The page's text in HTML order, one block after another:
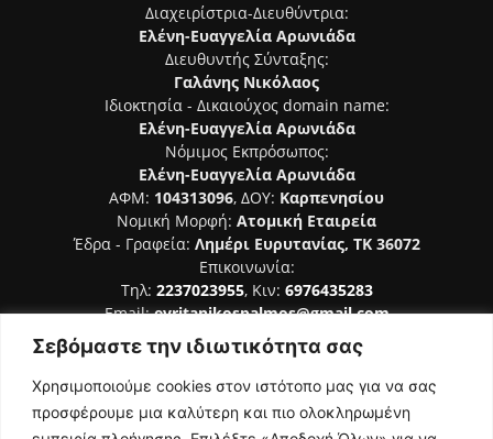
Σεβόμαστε την ιδιωτικότητα σας
Χρησιμοποιούμε cookies στον ιστότοπο μας για να σας
προσφέρουμε μια καλύτερη και πιο ολοκληρωμένη
Διαχειρίστρια-Διευθύντρια:
Ελένη-Ευαγγελία Αρωνιάδα
Διευθυντής Σύνταξης:
Γαλάνης Νικόλαος
Ιδιοκτησία - Δικαιούχος domain name:
Ελένη-Ευαγγελία Αρωνιάδα
Νόμιμος Εκπρόσωπος:
Ελένη-Ευαγγελία Αρωνιάδα
ΑΦΜ: 104313096, ΔΟΥ: Καρπενησίου
Νομική Μορφή: Ατομική Εταιρεία
Έδρα - Γραφεία: Λημέρι Ευρυτανίας, ΤΚ 36072
Επικοινωνία:
Τηλ: 2237023955, Κιν: 6976435283
Email:evritanikospalmos@gmail.com
Αριθμός Πιστοποίησης Μ.Η.Τ. 242044